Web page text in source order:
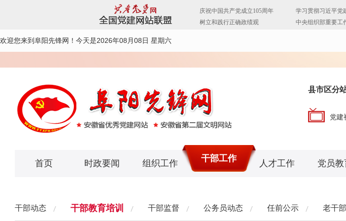
欢迎您来到阜阳先锋网！ 今天是2026年08月08日 星期六
县市区分
党建
首页 时政要闻 组织工作 干部工作 人才工作 党员教
干部动态 干部教育培训 干部监督 公务员动态 任前公示 老干